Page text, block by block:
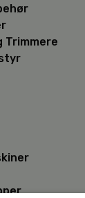
Trimmere